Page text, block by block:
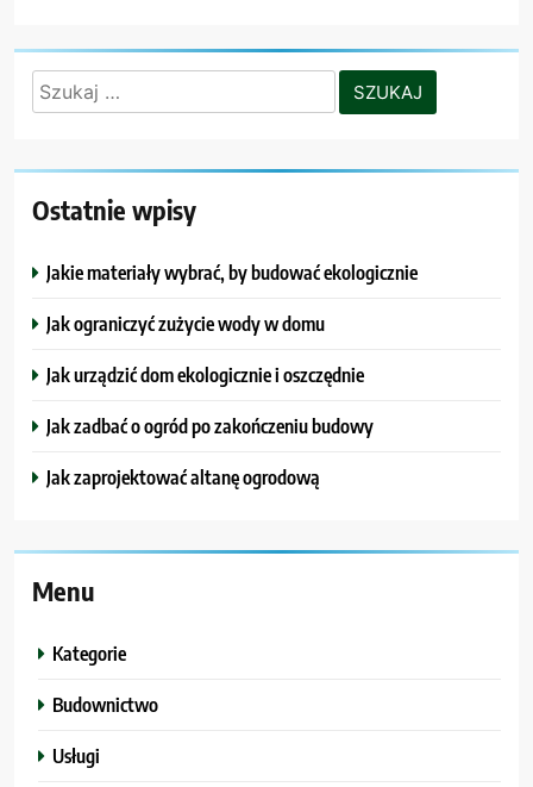
Szukaj:
Ostatnie wpisy
Jakie materiały wybrać, by budować ekologicznie
Jak ograniczyć zużycie wody w domu
Jak urządzić dom ekologicznie i oszczędnie
Jak zadbać o ogród po zakończeniu budowy
Jak zaprojektować altanę ogrodową
Menu
Kategorie
Budownictwo
Usługi